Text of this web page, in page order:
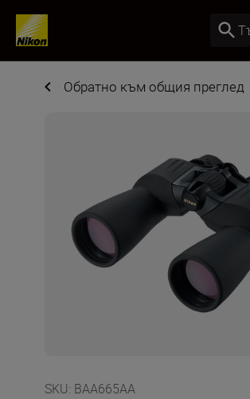
Обратно към общия преглед
SKU: BAA665AA